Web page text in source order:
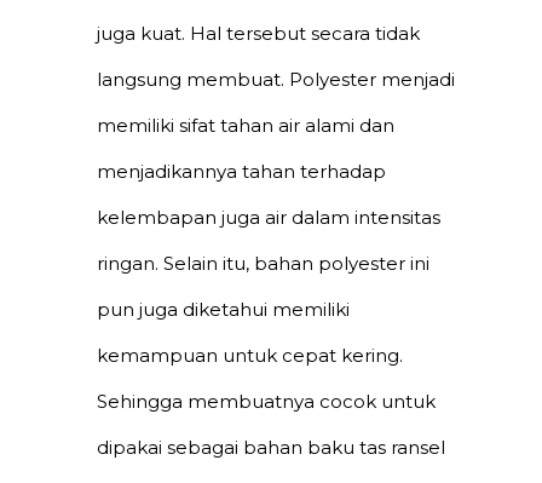
juga kuat. Hal tersebut secara tidak
langsung membuat. Polyester menjadi
memiliki sifat tahan air alami dan
menjadikannya tahan terhadap
kelembapan juga air dalam intensitas
ringan. Selain itu, bahan polyester ini
pun juga diketahui memiliki
kemampuan untuk cepat kering.
Sehingga membuatnya cocok untuk
dipakai sebagai bahan baku tas ransel